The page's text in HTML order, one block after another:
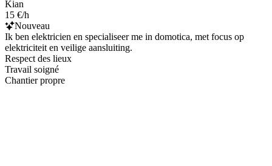
Kian
15 €/h
Nouveau
Ik ben elektricien en specialiseer me in domotica, met focus op
elektriciteit en veilige aansluiting.
Respect des lieux
Travail soigné
Chantier propre